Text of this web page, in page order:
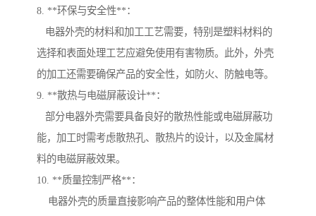
8. **环保与安全性**：
电器外壳的材料和加工工艺需要，特别是塑料材料的
选择和表面处理工艺应避免使用有害物质。此外，外壳
的加工还需要确保产品的安全性，如防火、防触电等。
9. **散热与电磁屏蔽设计**：
部分电器外壳需要具备良好的散热性能或电磁屏蔽功
能，加工时需考虑散热孔、散热片的设计，以及金属材
料的电磁屏蔽效果。
10. **质量控制严格**：
电器外壳的质量直接影响产品的整体性能和用户体